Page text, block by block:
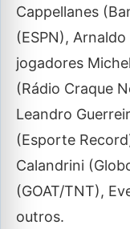
Cappellanes
(ESPN),
jogadores
(Rádio Craque
Leandro
(Esporte
Calandrini
(GOAT/TNT),
outros.